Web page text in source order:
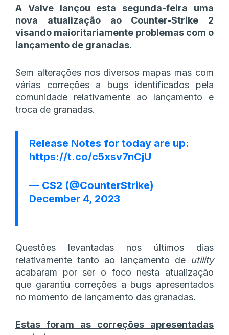
A Valve lançou esta segunda-feira uma
nova atualização ao Counter-Strike 2
visando maioritariamente problemas com o
lançamento de granadas.
Sem alterações nos diversos mapas mas com
várias correções a bugs identificados pela
comunidade relativamente ao lançamento e
troca de granadas.
Release Notes for today are up:
https://t.co/c5xsv7nCjU
— CS2 (@CounterStrike)
December 4, 2023
Questões levantadas nos últimos dias
relativamente tanto ao lançamento de utility
acabaram por ser o foco nesta atualização
que garantiu correções a bugs apresentados
no momento de lançamento das granadas.
Estas foram as correções apresentadas